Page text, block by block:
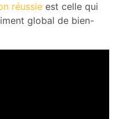
réussie est celle qui
global de bien-